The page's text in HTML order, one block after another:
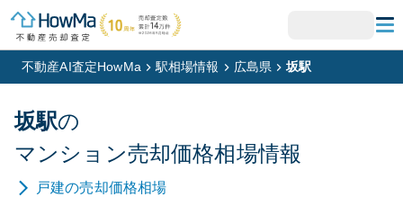
不動産AI査定HowMa 駅相場情報 広島県 坂駅
坂駅の
マンション売却価格相場情報
戸建の売却価格相場